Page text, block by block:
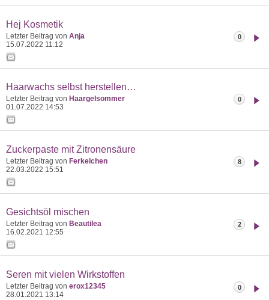
Hej Kosmetik
Letzter Beitrag von Anja
15.07.2022 11:12
0
Haarwachs selbst herstellen…
Letzter Beitrag von Haargelsommer
01.07.2022 14:53
0
Zuckerpaste mit Zitronensäure
Letzter Beitrag von Ferkelchen
22.03.2022 15:51
8
Gesichtsöl mischen
Letzter Beitrag von Beautilea
16.02.2021 12:55
2
Seren mit vielen Wirkstoffen
Letzter Beitrag von erox12345
28.01.2021 13:14
0